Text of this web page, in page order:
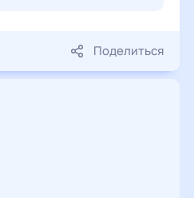
Поделиться